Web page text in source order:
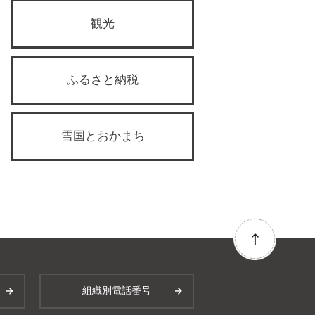
観光
ふるさと納税
雪国とおかまち
組織別電話番号